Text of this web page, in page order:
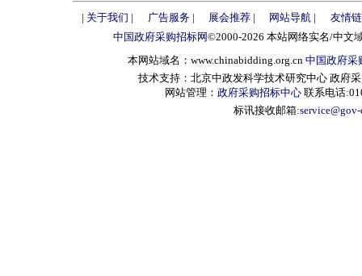
| 关于我们 | 广告服务| 展会推荐| 网站导航 |
友情
中国政府采购招标网©2000-2026 本站网络实名/中文
本网站域名：www.chinabidding.org.cn 中国政府采
技术支持：北京中政发科学技术研究中心 政府
网站管理： 政府采购招标中心 联系电话
标讯接收邮箱: